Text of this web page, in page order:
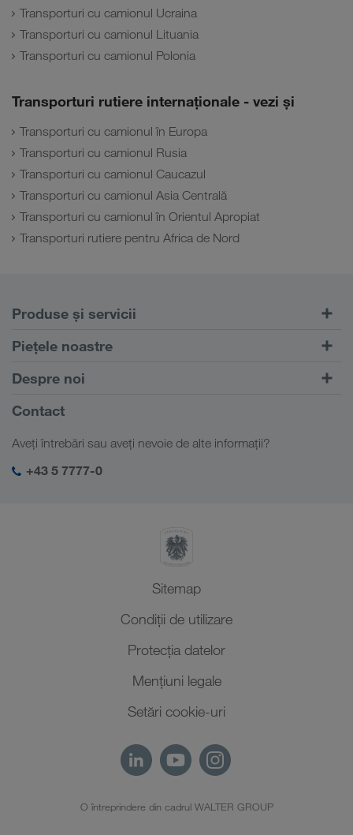
Transporturi cu camionul Ucraina
Transporturi cu camionul Lituania
Transporturi cu camionul Polonia
Transporturi rutiere internaţionale - vezi și
Transporturi cu camionul în Europa
Transporturi cu camionul Rusia
Transporturi cu camionul Caucazul
Transporturi cu camionul Asia Centrală
Transporturi cu camionul în Orientul Apropiat
Transporturi rutiere pentru Africa de Nord
Produse și servicii
Transport rutier
Portalul pentru clienți CONNECT
Soluții digitale
Soluții în funcție de domeniul de activitate
Piețele noastre
Europa
Caucaz
Asia Centrală
Orientul Mijlociu
Despre noi
Informații despre firma noastră
Responsabilitate socială
Management SHEQ
Contact
Aveți întrebări sau aveți nevoie de alte informații?
+43 5 7777-0
Sitemap
Condiții de utilizare
Protecţia datelor
Mențiuni legale
Setări cookie-uri
O întreprindere din cadrul WALTER GROUP